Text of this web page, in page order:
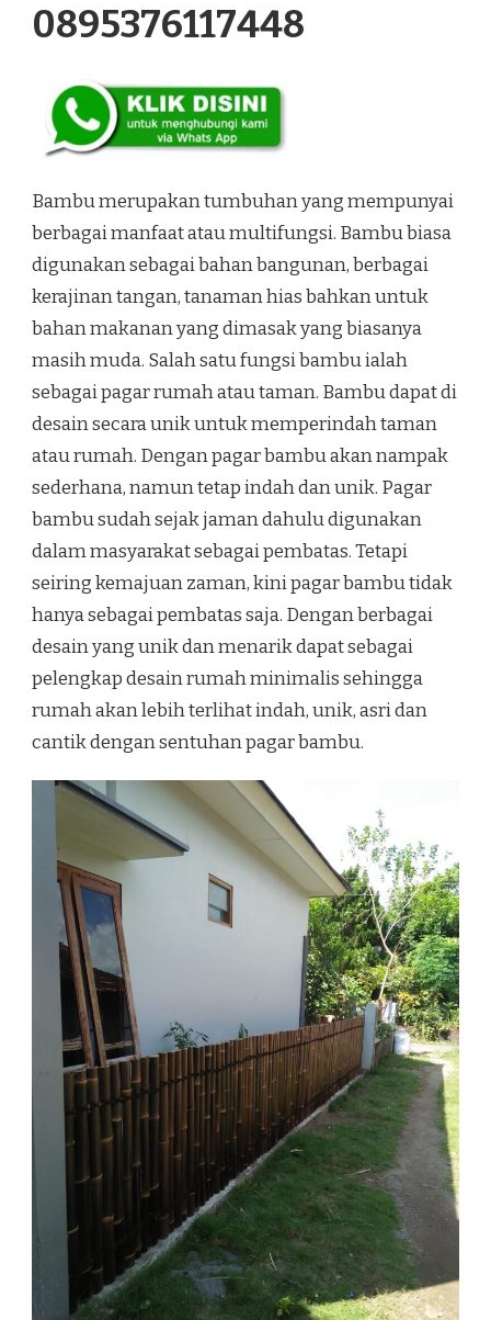
0895376117448
Bambu merupakan tumbuhan yang mempunyai
berbagai manfaat atau multifungsi. Bambu biasa
digunakan sebagai bahan bangunan, berbagai
kerajinan tangan, tanaman hias bahkan untuk
bahan makanan yang dimasak yang biasanya
masih muda. Salah satu fungsi bambu ialah
sebagai pagar rumah atau taman. Bambu dapat di
desain secara unik untuk memperindah taman
atau rumah. Dengan pagar bambu akan nampak
sederhana, namun tetap indah dan unik. Pagar
bambu sudah sejak jaman dahulu digunakan
dalam masyarakat sebagai pembatas. Tetapi
seiring kemajuan zaman, kini pagar bambu tidak
hanya sebagai pembatas saja. Dengan berbagai
desain yang unik dan menarik dapat sebagai
pelengkap desain rumah minimalis sehingga
rumah akan lebih terlihat indah, unik, asri dan
cantik dengan sentuhan pagar bambu.